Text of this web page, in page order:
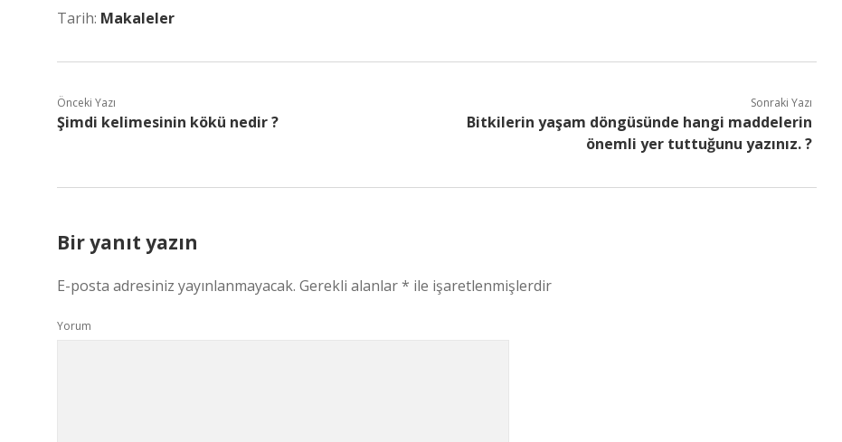
Tarih: Makaleler
Önceki Yazı
Şimdi kelimesinin kökü nedir ?
Sonraki Yazı
Bitkilerin yaşam döngüsünde hangi maddelerin
önemli yer tuttuğunu yazınız. ?
Bir yanıt yazın
E-posta adresiniz yayınlanmayacak. Gerekli alanlar* ile işaretlenmişlerdir
Yorum